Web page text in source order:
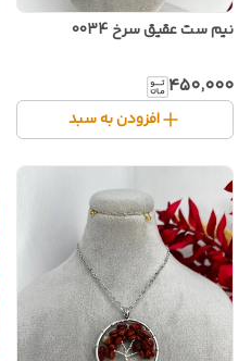
نیم ست عقیق سرخ 0034
۴۵۰٬۰۰۰
افزودن به سبد